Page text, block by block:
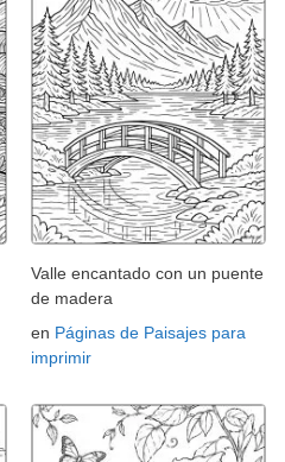
Valle encantado con un puente
de madera
en Páginas de Paisajes para
imprimir